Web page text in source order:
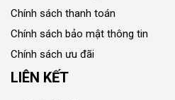
Chính sách thanh toán
Chính sách bảo mật thông tin
Chính sách ưu đãi
LIÊN KẾT